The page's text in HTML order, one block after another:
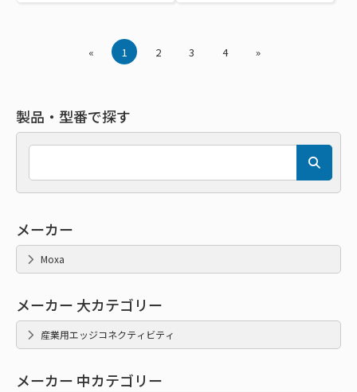
« 1 2 3 4 »
製品・型番で探す
メーカー
Moxa
メーカー 大カテゴリー
産業用エッジコネクティビティ
メーカー 中カテゴリー